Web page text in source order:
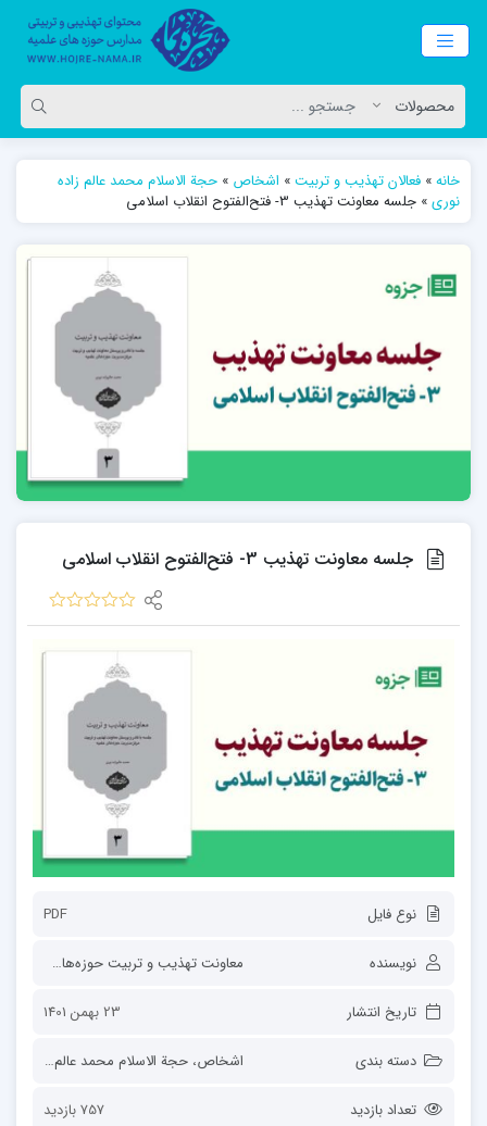
خانه» فعالان تهذیب و تربیت» اشخاص » حجة الاسلام محمد عالم زاده
نوری» جلسه معاونت تهذیب 3- فتح‌الفتوح انقلاب اسلامی
جلسه معاونت تهذیب 3- فتح‌الفتوح انقلاب اسلامی
نوع فایل PDF
نویسنده معاونت تهذیب و تربیت حوزه‌های علمیه
تاریخ انتشار 23 بهمن 1401
دسته بندی اشخاص، حجة الاسلام محمد عالم زاده نوری
تعداد بازدید 757 بازدید